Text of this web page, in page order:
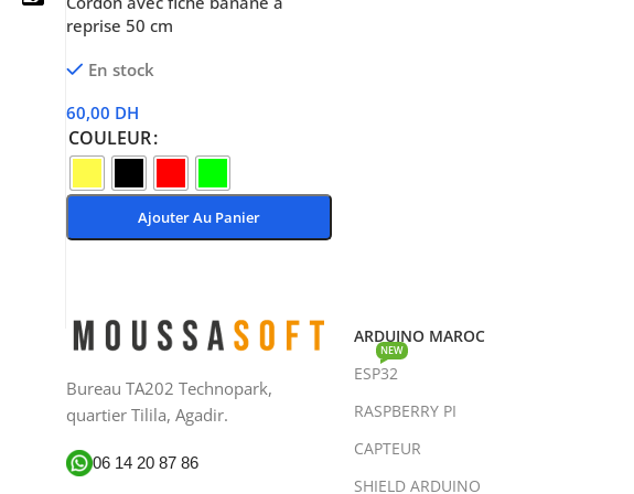
06 14 20 87 86
contact@moussasoft.com
moussasoft.diy
reprise 50 cm
En stock
60,00 DH
COULEUR
Ajouter Au Panier
Bureau TA202 Technopark,
quartier Tilila, Agadir.
06 14 20 87 86
ARDUINO MAROC
ESP32
NEW
RASPBERRY PI
CAPTEUR
SHIELD ARDUINO